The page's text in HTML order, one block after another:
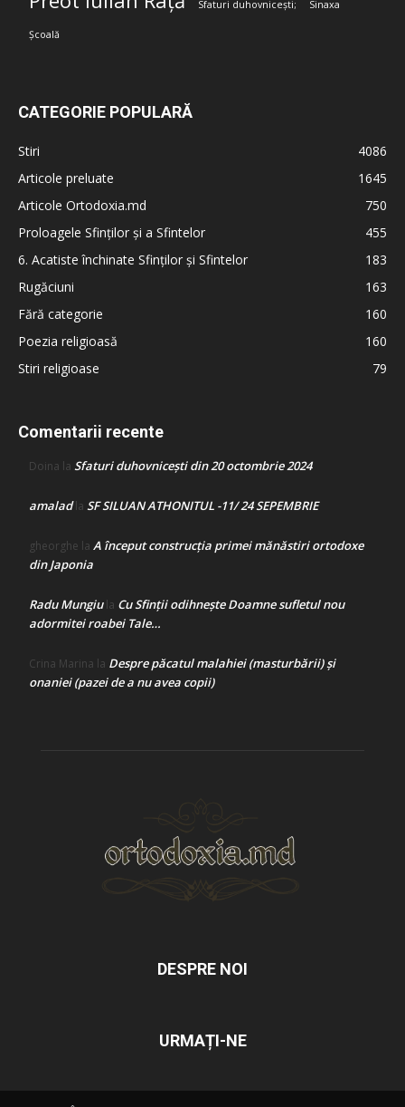
Sfaturi duhovnicești; Sinaxa
Școală
CATEGORIE POPULARĂ
Stiri
4086
Articole preluate
1645
Articole Ortodoxia.md
750
Proloagele Sfinților și a Sfintelor
455
6. Acatiste închinate Sfinților și Sfintelor
183
Rugăciuni
163
Fără categorie
160
Poezia religioasă
160
Stiri religioase
79
Comentarii recente
Doina la Sfaturi duhovnicești din 20 octombrie 2024
amaladla SF SILUAN ATHONITUL -11/ 24 SEPEMBRIE
gheorghe la A început construcţia primei mănăstiri ortodoxe
din Japonia
Radu Mungiula Cu Sfinții odihnește Doamne sufletul nou
adormitei roabei Tale…
Crina Marina la Despre păcatul malahiei (masturbării) şi
onaniei (pazei de a nu avea copii)
DESPRE NOI
URMAȚI-NE